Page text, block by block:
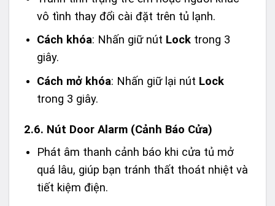
vô tình thay đổi cài đặt trên tủ lạnh.
Cách khóa: Nhấn giữ nút Locktrong 3
giây.
Cách mở khóa: Nhấn giữ lại nút Lock
trong 3 giây.
2.6. Nút Door Alarm (Cảnh Báo Cửa)
Phát âm thanh cảnh báo khi cửa tủ mở
quá lâu, giúp bạn tránh thất thoát nhiệt và
tiết kiệm điện.